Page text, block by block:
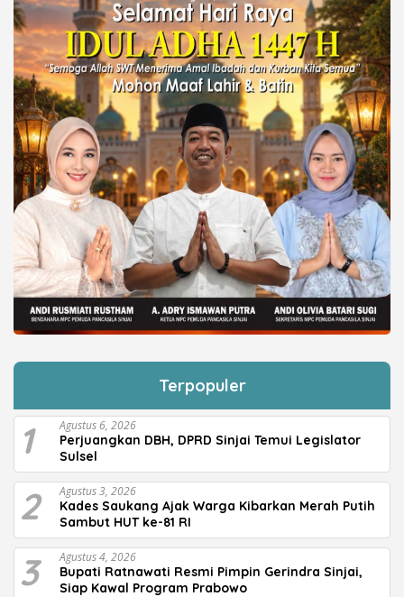
Terpopuler
1 Agustus 6, 2026
Perjuangkan DBH, DPRD Sinjai Temui Legislator
Sulsel
2 Agustus 3, 2026
Kades Saukang Ajak Warga Kibarkan Merah Putih
Sambut HUT ke-81 RI
3 Agustus 4, 2026
Bupati Ratnawati Resmi Pimpin Gerindra Sinjai,
Siap Kawal Program Prabowo